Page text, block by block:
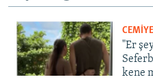
"Er
kene